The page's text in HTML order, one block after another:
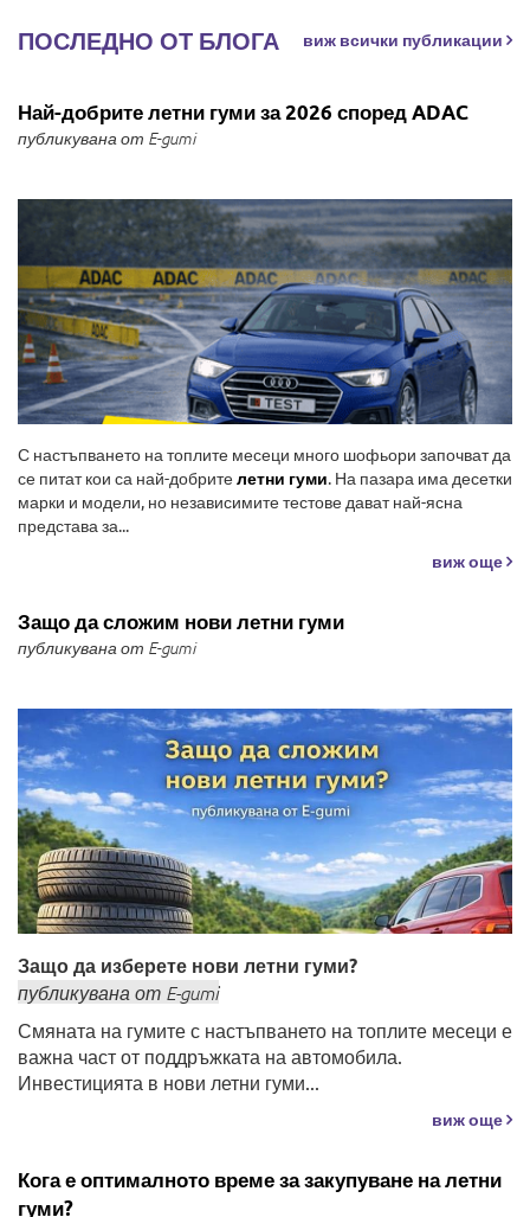
ПОСЛЕДНО ОТ БЛОГА виж всички публикации
Най-добрите летни гуми за 2026 според ADAC
публикувана от E-gumi
С настъпването на топлите месеци много шофьори започват да
се питат кои са най-добрителетни гуми. На пазара има десетки
марки и модели, но независимите тестове дават най-ясна
представа за...
виж още
Защо да сложим нови летни гуми
публикувана от E-gumi
Защо да изберете нови летни гуми?
публикувана от E-gumi
Смяната на гумите с настъпването на топлите месеци е
важна част от поддръжката на автомобила.
Инвестицията в нови летни гуми...
виж още
Кога е оптималното време за закупуване на летни
гуми?